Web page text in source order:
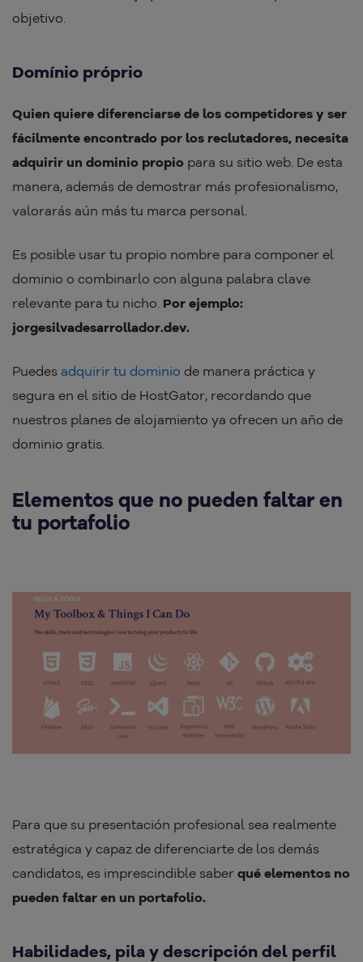
objetivo.
Domínio próprio
Quien quiere diferenciarse de los competidores y ser
fácilmente encontrado por los reclutadores, necesita
adquirir un dominio propio para su sitio web. De esta
manera, además de demostrar más profesionalismo,
valorarás aún más tu marca personal.
Es posible usar tu propio nombre para componer el
dominio o combinarlo con alguna palabra clave
relevante para tu nicho. Por ejemplo:
jorgesilvadesarrollador.dev.
Puedes adquirir tu dominio de manera práctica y
segura en el sitio de HostGator, recordando que
nuestros planes de alojamiento ya ofrecen un año de
dominio gratis.
Elementos que no pueden faltar en
tu portafolio
Para que su presentación profesional sea realmente
estratégica y capaz de diferenciarte de los demás
candidatos, es imprescindible saber qué elementos no
pueden faltar en un portafolio.
Habilidades, pila y descripción del perfil